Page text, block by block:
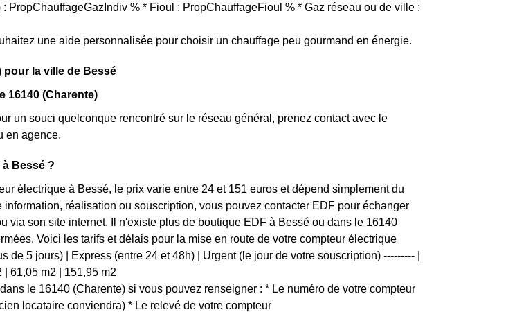
PropChauffageGazIndiv % * Fioul : PropChauffageFioul % * Gaz réseau ou de ville :
une aide personnalisée pour choisir un chauffage peu gourmand en énergie.
pour la ville de Bessé
16140 (Charente)
un souci quelconque rencontré sur le réseau général, prenez contact avec le
en agence.
Bessé ?
électrique à Bessé, le prix varie entre 24 et 151 euros et dépend simplement du
réalisation ou souscription, vous pouvez contacter EDF pour échanger
via son site internet. Il n'existe plus de boutique EDF à Bessé ou dans le 16140
Voici les tarifs et délais pour la mise en route de votre compteur électrique
de 5 jours) | Express (entre 24 et 48h) | Urgent (le jour de votre souscription) --------- |
| 61,05 m2 | 151,95 m2
le 16140 (Charente) si vous pouvez renseigner : * Le numéro de votre compteur
locataire conviendra) * Le relevé de votre compteur